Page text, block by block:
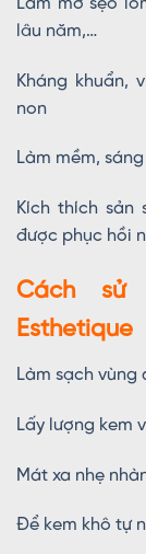
lâu năm,…
Kháng khuẩn,
non
Làm mềm,
Kích thích sản
được phục hồi
Cách sử
Esthetique
Làm sạch vùng
Lấy lượng kem
Mát xa nhẹ
Để kem khô tự